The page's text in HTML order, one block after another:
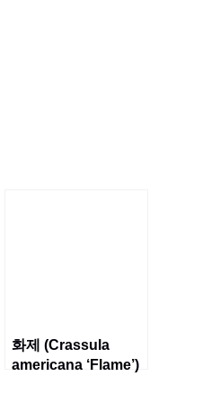
화제 (Crassula
americana ‘Flame’)